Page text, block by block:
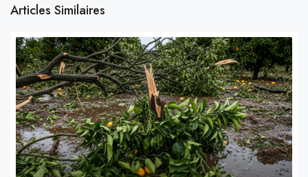
Articles Similaires